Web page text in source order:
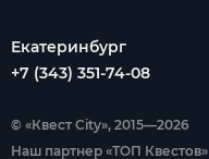
Екатеринбург
+7 (343) 351-74-08
© «Квест City», 2015—2026
Наш партнер «ТОП Квестов»